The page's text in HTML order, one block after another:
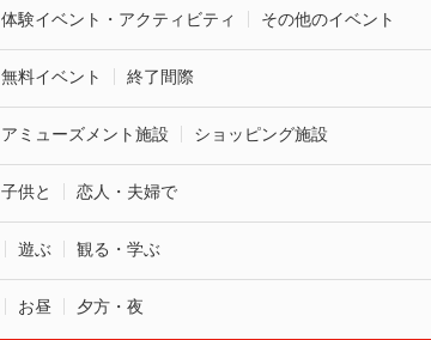
体験イベント・アクティビティ その他のイベント
無料イベント 終了間際
アミューズメント施設 ショッピング施設
子供と 恋人・夫婦で
遊ぶ 観る・学ぶ
お昼 夕方・夜